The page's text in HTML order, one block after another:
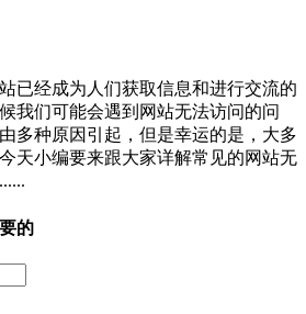
已经成为人们获取信息和进行交流的
我们可能会遇到网站无法访问的问
多种原因引起，但是幸运的是，大多
天小编要来跟大家详解常见的网站无
的